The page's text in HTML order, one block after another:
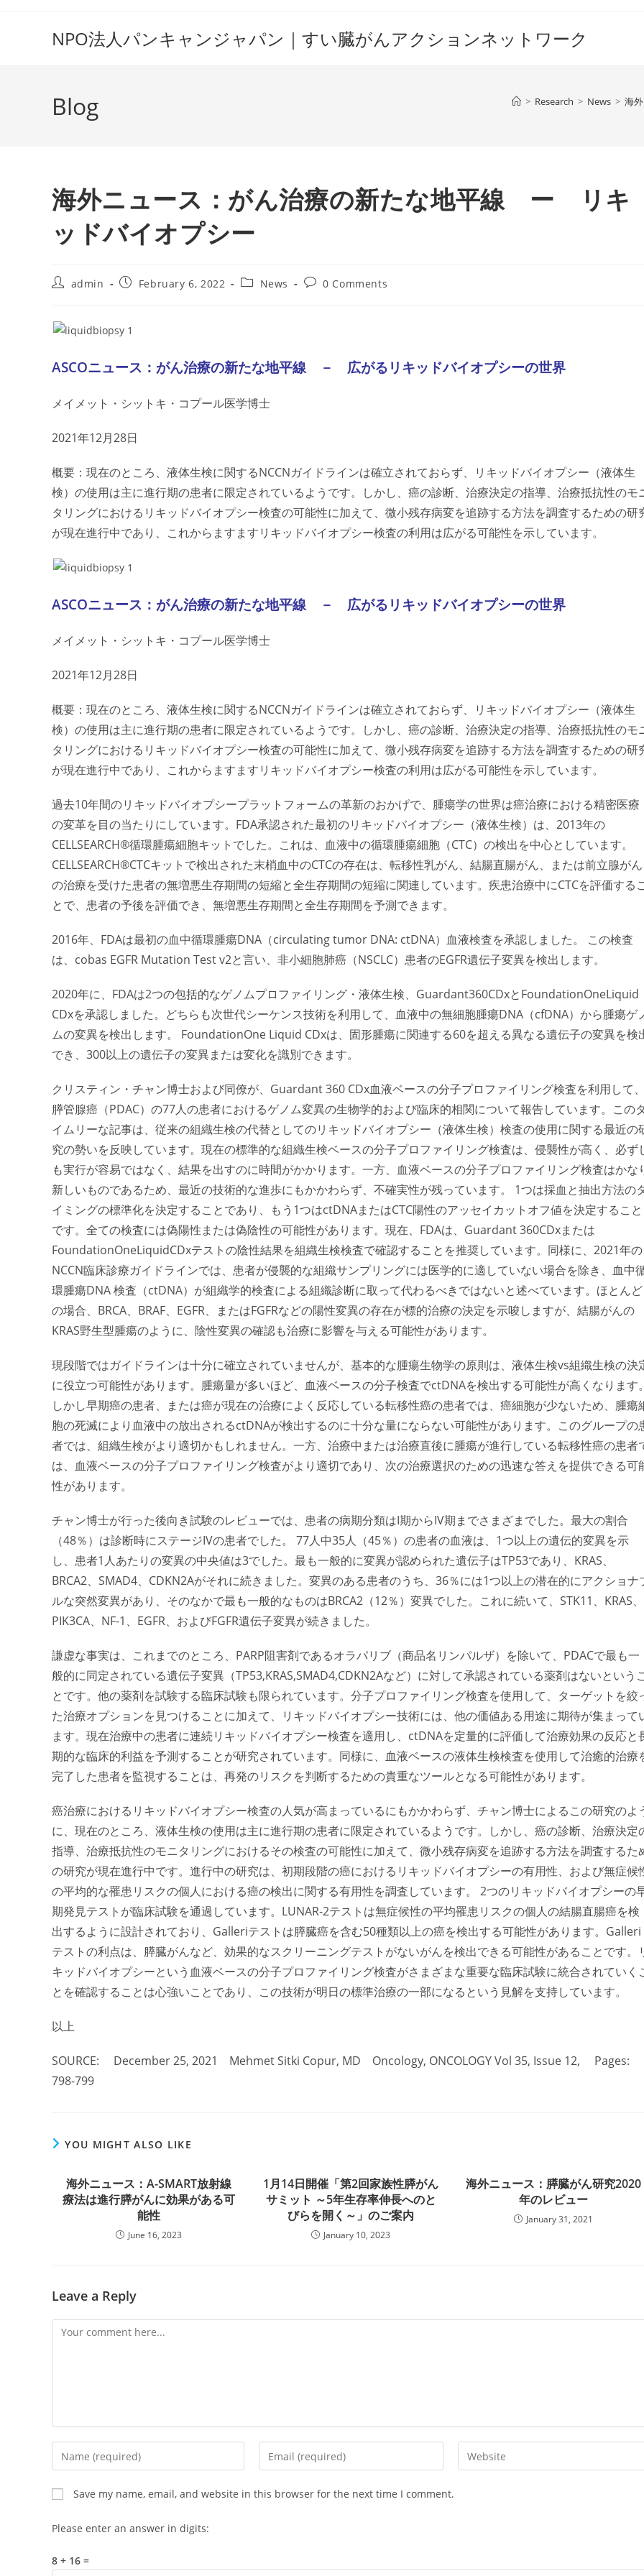
NPO法人パンキャンジャパン｜すい臓がんアクションネットワーク
Blog > Research > News > 海
海外ニュース：がん治療の新たな地平線 ー リキ
ッドバイオプシー
Postadmin
PostFebruary 6, 2022
PostNews
Post0 Comments
ASCOニュース：がん治療の新たな地平線 － 広がるリキッドバイオプシーの世界
メイメット・シットキ・コプール医学博士
2021年12月28日
概要：現在のところ、液体生検に関するNCCNガイドラインは確立されておらず、リキッドバイオプシー（液体生
検）の使用は主に進行期の患者に限定されているようです。しかし、癌の診断、治療決定の指導、治療抵抗性のモ
タリングにおける リキッドバイオプシー検査の可能性に加えて、微小残存病変を追跡する方法を調査するための研
が現在進行中であり、これからますますリキッドバイオプシー検査の利用は広がる可能性を示しています。
ASCOニュース：がん治療の新たな地平線 － 広がるリキッドバイオプシーの世界
メイメット・シットキ・コプール医学博士
2021年12月28日
概要：現在のところ、液体生検に関するNCCNガイドラインは確立されておらず、リキッドバイオプシー（液体生
検）の使用は主に進行期の患者に限定されているようです。しかし、癌の診断、治療決定の指導、治療抵抗性のモ
タリングにおける リキッドバイオプシー検査の可能性に加えて、微小残存病変を追跡する方法を調査するための研
が現在進行中であり、これからますますリキッドバイオプシー検査の利用は広がる可能性を示しています。
過去10年間のリキッドバイオプシープラットフォームの革新のおかげで、腫瘍学の世界は癌治療における精密医療
の変革を目の当たりにしています。FDA承認された最初のリキッドバイオプシー（液体生検）は、2013年の
CELLSEARCH®循環腫瘍細胞キットでした。これは、血液中の循環腫瘍細胞（CTC）の検出を中心としています。
CELLSEARCH®CTCキットで検出された末梢血中のCTCの存在は、転移性乳がん、結腸直腸がん、または前立腺がん
の治療を受けた患者の無増悪生存期間の短縮と全生存期間の短縮に関連しています。疾患治療中にCTCを評価する
とで、患者の予後を評価でき、無増悪生存期間と全生存期間を予測できます。
2016年、FDAは最初の血中循環腫瘍DNA（circulating tumor DNA: ctDNA）血液検査を承認しました。 この検査
は、cobas EGFR Mutation Test v2と言い、非小細胞肺癌（NSCLC）患者のEGFR遺伝子変異を検出します。
2020年に、FDAは2つの包括的なゲノムプロファイリング・液体生検、Guardant360CDxとFoundationOneLiquid
CDxを承認しました。どちらも次世代シーケンス技術を利用して、血液中の無細胞腫瘍DNA（cfDNA）から腫瘍ゲ
ムの変異を検出します。 FoundationOne Liquid CDxは、固形腫瘍に関連する60を超える異なる遺伝子の変異を検
でき、300以上の遺伝子の変異または変化を識別できます。
クリスティン・チャン博士および同僚が、Guardant 360 CDx血液ベースの分子プロファイリング検査を利用して
膵管腺癌（PDAC）の77人の患者におけるゲノム変異の生物学的および臨床的相関について報告しています。この
イムリーな記事は、従来の組織生検の代替としてのリキッドバイオプシー（液体生検）検査の使用に関する最近の
究の勢いを反映しています。現在の標準的な組織生検ベースの分子プロファイリング検査は、侵襲性が高く、必ず
も実行が容易ではなく、結果を出すのに時間がかかります。一方、血液ベースの分子プロファイリング検査はかな
新しいものであるため、最近の技術的な進歩にもかかわらず、不確実性が残っています。 1つは採血と抽出方法の
イミングの標準化を決定することであり、もう1つはctDNAまたはCTC陽性のアッセイカットオフ値を決定すること
です。全ての検査には偽陽性または偽陰性の可能性があります。現在、FDAは、Guardant 360CDxまたは
FoundationOneLiquidCDxテストの陰性結果を組織生検検査で確認することを推奨しています。同様に、2021年の
NCCN臨床診療ガイドラインでは、患者が侵襲的な組織サンプリングには医学的に適していない場合を除き、血中
環腫瘍DNA 検査（ctDNA）が組織学的検査による組織診断に取って代わるべきではないと述べています。ほとんど
の場合、BRCA、BRAF、EGFR、またはFGFRなどの陽性変異の存在が標的治療の決定を示唆しますが、結腸がんの
KRAS野生型腫瘍のように、陰性変異の確認も治療に影響を与える可能性があります。
現段階ではガイドラインは十分に確立されていませんが、基本的な腫瘍生物学の原則は、液体生検vs組織生検の決
に役立つ可能性があります。腫瘍量が多いほど、血液ベースの分子検査でctDNAを検出する可能性が高くなります
しかし早期癌の患者、または癌が現在の治療によく反応している転移性癌の患者では、癌細胞が少ないため、腫瘍
胞の死滅により血液中の放出されるctDNAが検出するのに十分な量にならない可能性があります。このグループの
者では、組織生検がより適切かもしれません。一方、治療中または治療直後に腫瘍が進行している転移性癌の患者
は、血液ベースの分子プロファイリング検査がより適切であり、次の治療選択のための迅速な答えを提供できる可
性があります。
チャン博士が行った後向き試験のレビューでは、患者の病期分類はI期からIV期までさまざまでした。最大の割合
（48％）は診断時にステージIVの患者でした。 77人中35人（45％）の患者の血液は、1つ以上の遺伝的変異を示
し、患者1人あたりの変異の中央値は3でした。最も一般的に変異が認められた遺伝子はTP53であり、KRAS、
BRCA2、SMAD4、CDKN2Aがそれに続きました。変異のある患者のうち、36％には1つ以上の潜在的にアクショナ
ルな突然変異があり、そのなかで最も一般的なものはBRCA2（12％）変異でした。これに続いて、STK11、KRAS、
PIK3CA、NF-1、EGFR、およびFGFR遺伝子変異が続きました。
謙虚な事実は、これまでのところ、PARP阻害剤であるオラパリブ（商品名リンパルザ）を除いて、PDACで最も一
般的に同定されている遺伝子変異（TP53,KRAS,SMAD4,CDKN2Aなど）に対して承認されている薬剤はないという
とです。他の薬剤を試験する臨床試験も限られています。分子プロファイリング検査を使用して、ターゲットを絞
た治療オプションを見つけることに加えて、リキッドバイオプシー技術には、他の価値ある用途に期待が集まって
ます。現在治療中の患者に連続リキッドバイオプシー検査を適用し、ctDNAを定量的に評価して治療効果の反応と
期的な臨床的利益を予測することが研究されています。同様に、血液ベースの液体生検検査を使用して治癒的治療
完了した患者を監視することは、再発のリスクを判断するための貴重なツールとなる可能性があります。
癌治療におけるリキッドバイオプシー検査の人気が高まっているにもかかわらず、チャン博士によるこの研究のよ
に、現在のところ、液体生検の使用は主に進行期の患者に限定されているようです。しかし、癌の診断、治療決定
指導、治療抵抗性のモニタリングにおけるその検査の可能性に加えて、微小残存病変を追跡する方法を調査するた
の研究が現在進行中です。進行中の研究は、初期段階の癌におけるリキッドバイオプシーの有用性、および無症候
の平均的な罹患リスクの個人における癌の検出に関する有用性を調査しています。 2つのリキッドバイオプシーの
期発見テストが臨床試験を通過しています。LUNAR-2テストは無症候性の平均罹患リスクの個人の結腸直腸癌を検
出するように設計されており、Galleriテストは膵臓癌を含む50種類以上の癌を検出する可能性があります。Galleri
テストの利点は、膵臓がんなど、効果的なスクリーニングテストがないがんを検出できる可能性があることです。
キッドバイオプシーという血液ベースの分子プロファイリング検査がさまざまな重要な臨床試験に統合されていく
とを確認することは心強いことであり、この技術が明日の標準治療の一部になるという見解を支持しています。
以上
SOURCE: December 25, 2021 Mehmet Sitki Copur, MD Oncology, ONCOLOGY Vol 35, Issue 12, Pages:
798-799
YOU MIGHT ALSO LIKE
海外ニュース：A-SMART放射線
療法は進行膵がんに効果がある可
能性
June 16, 2023
1月14日開催「第2回家族性膵がん
サミット ～5年生存率伸長へのと
びらを開く～」のご案内
January 10, 2023
海外ニュース：膵臓がん研究2020
年のレビュー
January 31, 2021
Leave a Reply
Comment
Enter
your
name
or
username
comment
Enter
your
Enter
your
Save my name, email, and website in this browser for the next time I comment.
Please enter an answer in digits:
8 + 16 =